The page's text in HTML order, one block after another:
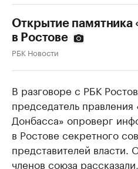
Открытие памятника
в Ростове
РБК Новости
В разговоре с РБК
председатель
Донбасса» опроверг
в Ростове секретного
представителей власти.
членов союза